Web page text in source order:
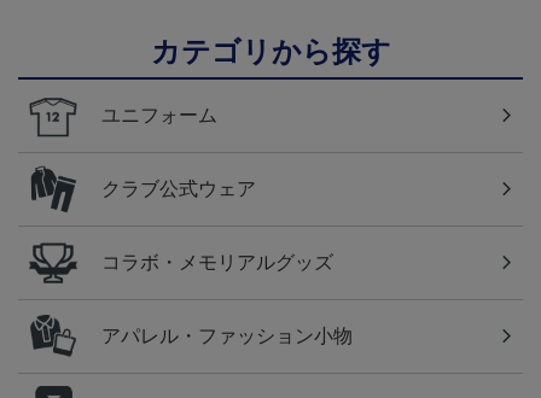
カテゴリから探す
ユニフォーム
クラブ公式ウェア
コラボ・メモリアルグッズ
アパレル・ファッション小物